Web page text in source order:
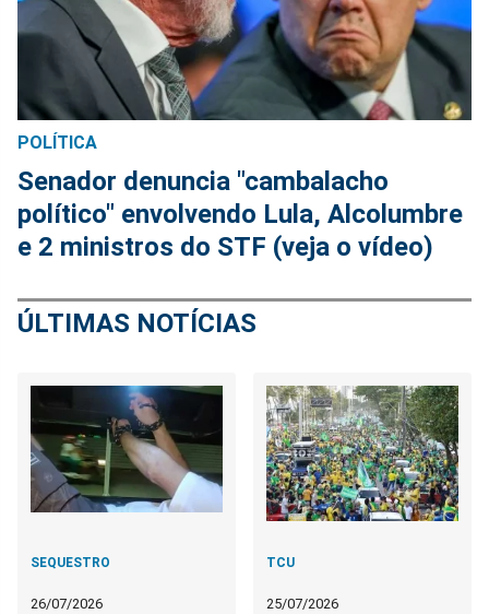
POLÍTICA
Senador denuncia "cambalacho
político" envolvendo Lula, Alcolumbre
e 2 ministros do STF (veja o vídeo)
ÚLTIMAS NOTÍCIAS
SEQUESTRO
26/07/2026
TCU
25/07/2026